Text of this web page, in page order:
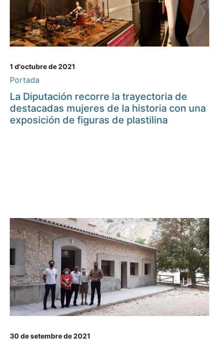
1 d'octubre de 2021
Portada
La Diputación recorre la trayectoria de
destacadas mujeres de la historia con una
exposición de figuras de plastilina
30 de setembre de 2021